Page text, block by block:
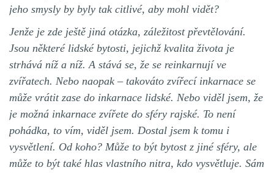
jeho smysly by byly tak citlivé, aby mohl vidět?
Jenže je zde ještě jiná otázka, záležitost převtělování.
Jsou některé lidské bytosti, jejichž kvalita života je
strhává níž a níž. A stává se, že se reinkarnují ve
zvířatech. Nebo naopak – takováto zvířecí inkarnace se
může vrátit zase do inkarnace lidské. Nebo viděl jsem, že
je možná inkarnace zvířete do sféry rajské. To není
pohádka, to vím, viděl jsem. Dostal jsem k tomu i
vysvětlení. Od koho? Může to být bytost z jiné sféry, ale
může to být také hlas vlastního nitra, kdo vysvětluje. Sám